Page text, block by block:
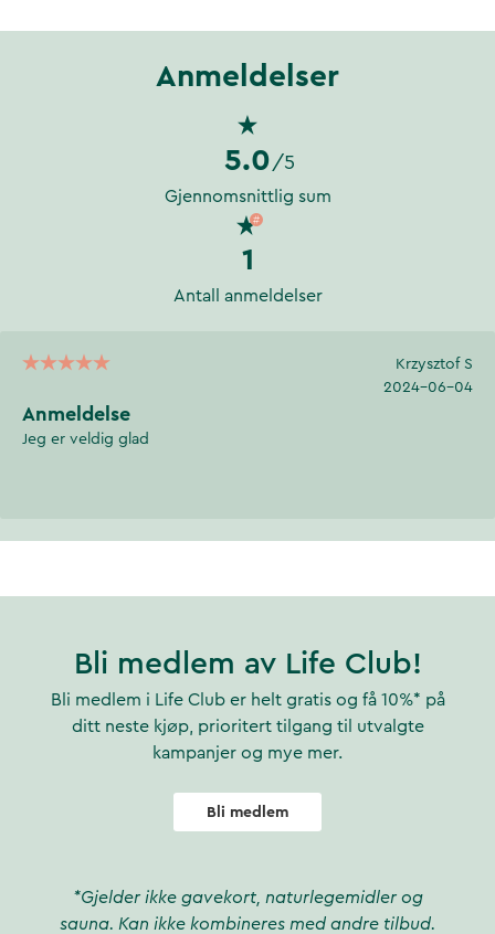
Anmeldelser
5.0 /5
Gjennomsnittlig sum
1
Antall anmeldelser
Krzysztof S
2024-06-04
Anmeldelse
Jeg er veldig glad
Bli medlem av Life Club!
Bli medlem i Life Club er helt gratis og få 10%* på
ditt neste kjøp, prioritert tilgang til utvalgte
kampanjer og mye mer.
Bli medlem
*Gjelder ikke gavekort, naturlegemidler og
sauna. Kan ikke kombineres med andre tilbud.